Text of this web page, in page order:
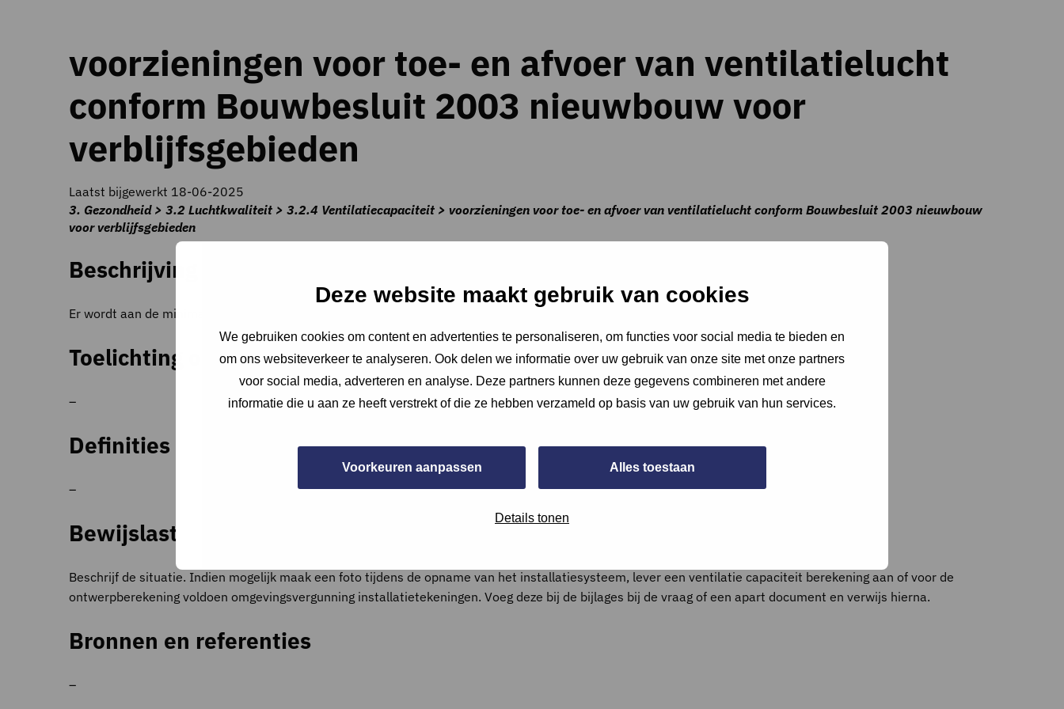
Deze website maakt gebruik van cookies
We gebruiken cookies om content en advertenties te personaliseren, om functies voor social media te bieden en
om ons websiteverkeer te analyseren. Ook delen we informatie over uw gebruik van onze site met onze partners
voor social media, adverteren en analyse. Deze partners kunnen deze gegevens combineren met andere
informatie die u aan ze heeft verstrekt of die ze hebben verzameld op basis van uw gebruik van hun services.
Voorkeuren aanpassen Alles toestaan
Details tonen
voorzieningen voor toe- en afvoer van ventilatielucht
conform Bouwbesluit 2003 nieuwbouw voor
verblijfsgebieden
Laatst bijgewerkt 18-06-2025
3. Gezondheid > 3.2 Luchtkwaliteit > 3.2.4 Ventilatiecapaciteit > voorzieningen voor toe- en afvoer van ventilatielucht conform Bouwbesluit 2003 nieuwbouw
voor verblijfsgebieden
Beschrijving criteria
Er wordt aan de minimale eisen voor luchtverversing uit het oude Bouwbesluit 2003 voor nieuwbouw voldaan.
Toelichting op criteria
–
Definities
–
Bewijslast
Beschrijf de situatie. Indien mogelijk maak een foto tijdens de opname van het installatiesysteem, lever een ventilatie capaciteit berekening aan of voor de
ontwerpberekening voldoen omgevingsvergunning installatietekeningen. Voeg deze bij de bijlages bij de vraag of een apart document en verwijs hierna.
Bronnen en referenties
–